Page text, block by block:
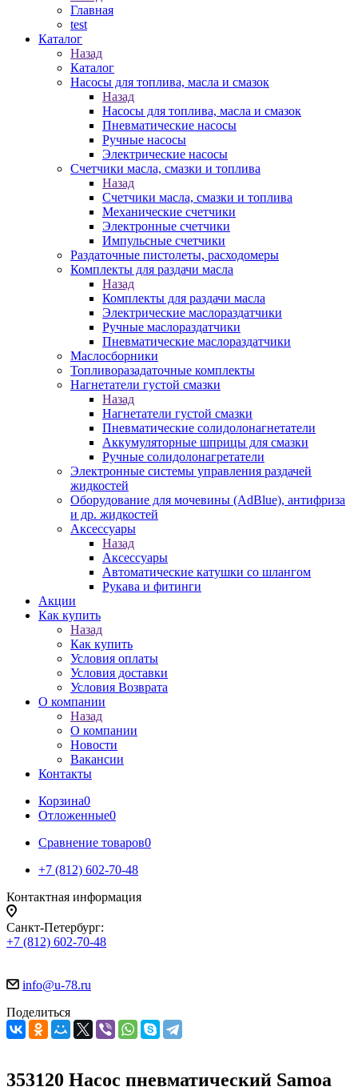
Главная
test
Каталог
Назад
Каталог
Насосы для топлива, масла и смазок
Назад
Насосы для топлива, масла и смазок
Пневматические насосы
Ручные насосы
Электрические насосы
Счетчики масла, смазки и топлива
Назад
Счетчики масла, смазки и топлива
Механические счетчики
Электронные счетчики
Импульсные счетчики
Раздаточные пистолеты, расходомеры
Комплекты для раздачи масла
Назад
Комплекты для раздачи масла
Электрические маслораздатчики
Ручные маслораздатчики
Пневматические маслораздатчики
Маслосборники
Топливоразадаточные комплекты
Нагнетатели густой смазки
Назад
Нагнетатели густой смазки
Пневматические солидолонагнетатели
Аккумуляторные шприцы для смазки
Ручные солидолонагретатели
Электронные системы управления раздачей
жидкостей
Оборудование для мочевины (AdBlue), антифриза
и др. жидкостей
Аксессуары
Назад
Аксессуары
Автоматические катушки со шлангом
Рукава и фитинги
Акции
Как купить
Назад
Как купить
Условия оплаты
Условия доставки
Условия Возврата
О компании
Назад
О компании
Новости
Вакансии
Контакты
Корзина0
Отложенные0
Сравнение товаров0
+7 (812) 602-70-48
Контактная информация
Санкт-Петербург:
+7 (812) 602-70-48
info@u-78.ru
Поделиться
353120 Насос пневматический Samoa